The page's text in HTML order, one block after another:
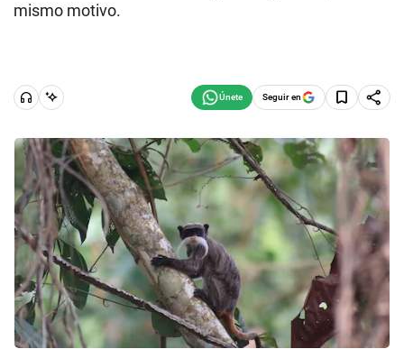
mismo motivo.
Seguir en